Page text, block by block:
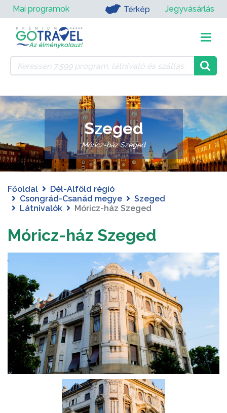
Mai programok Térkép Jegyvásárlás
Szeged
Móricz-ház Szeged
Főoldal
Dél-Alföld régió
Csongrád-Csanád megye
Szeged
Látnivalók
Móricz-ház Szeged
Móricz-ház Szeged